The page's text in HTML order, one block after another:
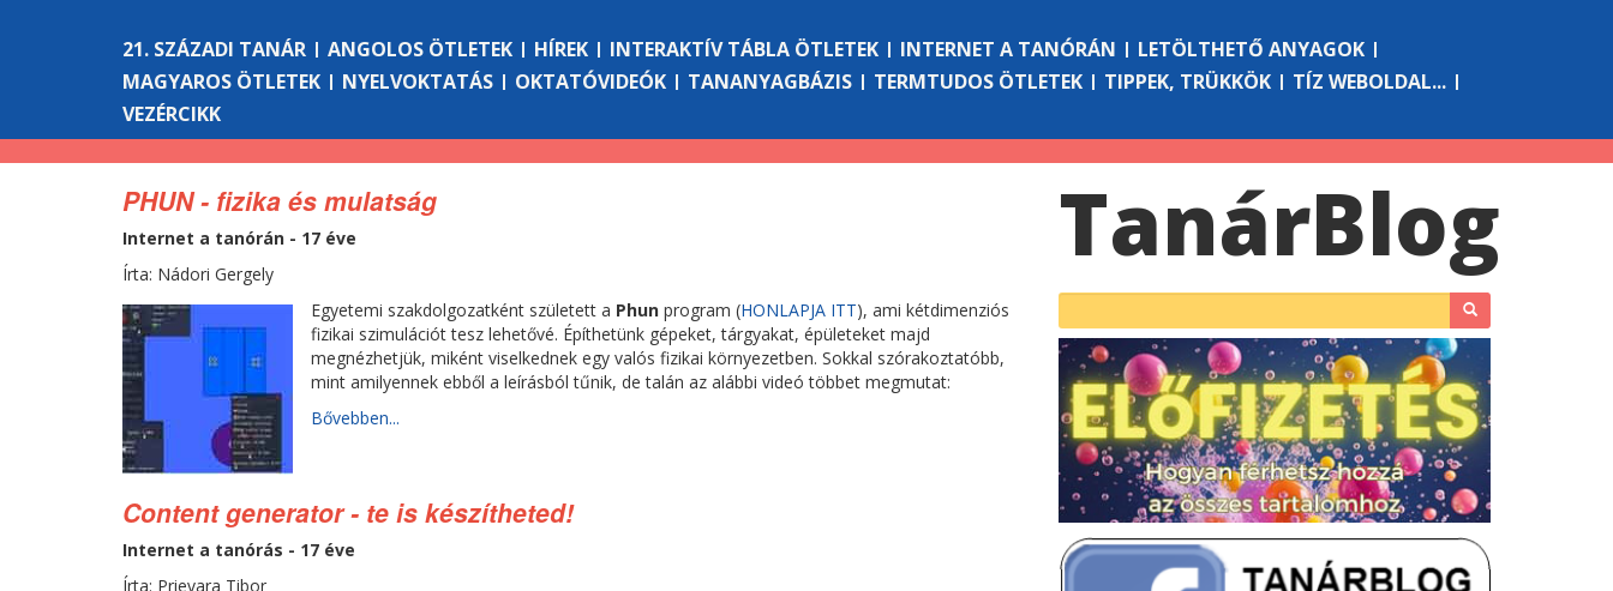
21. SZÁZADI TANÁR ANGOLOS ÖTLETEK HÍREK INTERAKTÍV TÁBLA ÖTLETEK INTERNET A TANÓRÁN
LETÖLTHETŐ ANYAGOK
MAGYAROS ÖTLETEK
NYELVOKTATÁS OKTATÓVIDEÓK TANANYAGBÁZIS TERMTUDOS ÖTLETEK TIPPEK, TRÜKKÖK
TÍZ WEBOLDAL...
VEZÉRCIKK
PHUN - fizika és mulatság
Internet a tanórán - 17 éve
Írta: Nádori Gergely
Egyetemi szakdolgozatként született a Phun program (HONLAPJA ITT), ami kétdimenziós
fizikai szimulációt tesz lehetővé. Építhetünk gépeket, tárgyakat, épületeket majd
megnézhetjük, miként viselkednek egy valós fizikai környezetben. Sokkal szórakoztatóbb,
mint amilyennek ebből a leírásból tűnik, de talán az alábbi videó többet megmutat:
Bővebben...
Content generator - te is készítheted!
Internet a tanórás - 17 éve
Írta: Prievara Tibor
TanárBlog